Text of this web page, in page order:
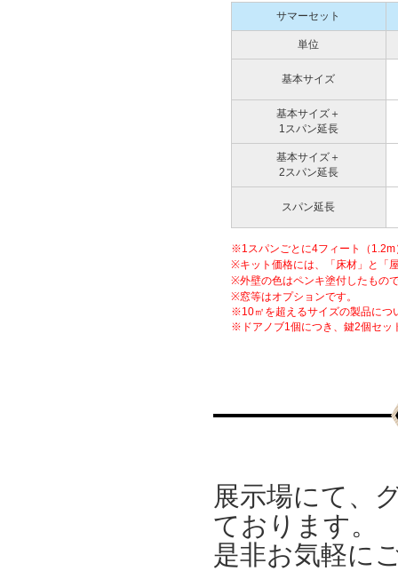
サマーセット
単位
基本サイズ
基本サイズ＋
1スパン延長
基本サイズ＋
2スパン延長
スパン延長
※1スパンごとに4フィート（1.2m
※キット価格には、「床材」と「
※外壁の色はペンキ塗付したもの
※窓等はオプションです。
※10㎡を超えるサイズの製品につ
※ドアノブ1個につき、鍵2個セッ
展示場にて、
ております。
是非お気軽に